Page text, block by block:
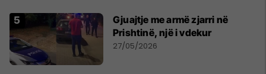
Gjuajtje me armë zjarri në
Prishtinë, një i vdekur
27/05/2026